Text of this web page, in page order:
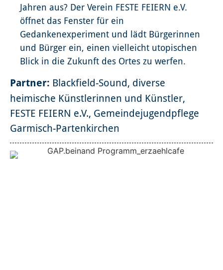
Jahren aus? Der Verein FESTE FEIERN e.V.
öffnet das Fenster für ein
Gedankenexperiment und lädt Bürgerinnen
und Bürger ein, einen vielleicht utopischen
Blick in die Zukunft des Ortes zu werfen.
Partner: Blackfield-Sound, diverse
heimische Künstlerinnen und Künstler,
FESTE FEIERN e.V., Gemeindejugendpflege
Garmisch-Partenkirchen